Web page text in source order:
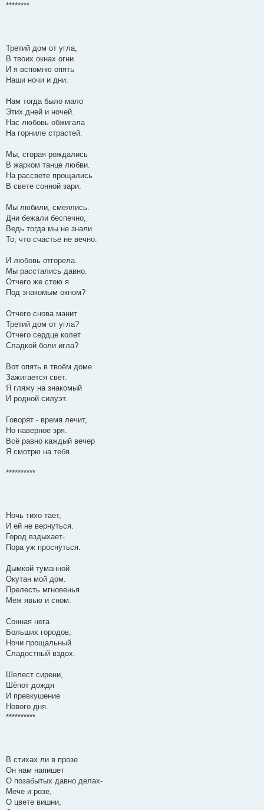
********
Третий дом от угла,
В твоих окнах огни.
И я вспомню опять
Наши ночи и дни.
Нам тогда было мало
Этих дней и ночей.
Нас любовь обжигала
На горниле страстей.
Мы, сгорая рождались
В жарком танце любви.
На рассвете прощались
В свете сонной зари.
Мы любили, смеялись.
Дни бежали беспечно,
Ведь тогда мы не знали
То, что счастье не вечно.
И любовь отгорела.
Мы расстались давно.
Отчего же стою я
Под знакомым окном?
Отчего снова манит
Третий дом от угла?
Отчего сердце колет
Сладкой боли игла?
Вот опять в твоём доме
Зажигается свет.
Я гляжу на знакомый
И родной силуэт.
Говорят - время лечит,
Но наверное зря.
Всё равно каждый вечер
Я смотрю на тебя.
**********
Ночь тихо тает,
И ей не вернуться.
Город вздыхает-
Пора уж проснуться.
Дымкой туманной
Окутан мой дом.
Прелесть мгновенья
Меж явью и сном.
Сонная нега
Больших городов,
Ночи прощальный
Сладостный вздох.
Шелест сирени,
Шёпот дождя
И превкушение
Нового дня.
**********
В стихах ли в прозе
Он нам напишет
О позабытых давно делах-
Мече и розе,
О цвете вишни,